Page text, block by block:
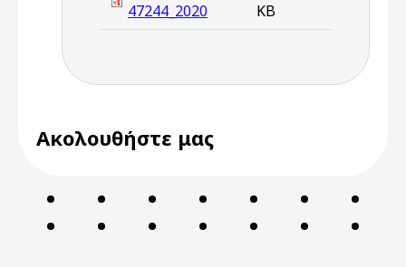
47244_2020
KB
Ακολουθήστε μας